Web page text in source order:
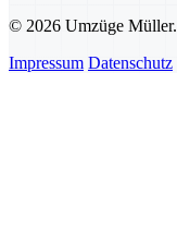
© 2026 Umzüge
Impressum Datenschutz